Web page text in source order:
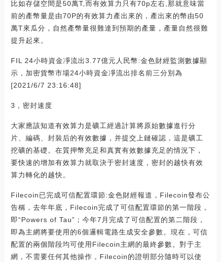
比如存儲空間是50萬T,而有效算力只有70p左右,那就意味當
前的產幣量是由70P的有效算力產出來的，產出來的幣由50
萬T來瓜分，自然產幣量很難達到預期的產量，產量自然很難
提升起來。
FIL 24小時資金凈流出3.77億元人民幣:金色財經監測數據顯
示，加密貨幣市場24小時資金凈流出排名前三分別為
[2021/6/7 23:16:48]
3，密封速度
大家應該知道有效算力是礦工經過計算將原始數據進行分
片、編碼、封裝后的有效數據，并提交上鏈確認，這是礦工
挖礦的基礎。在質押幣充足和真實有效數據充足的情況下，
要快速的增加有效算力就取決于密封速度，密封的越快有效
算力轉化的越快。
Filecoin已完成可信配置環節:金色財經報道，Filecoin發布公
告稱，去年年底，Filecoin完成了可信配置環節的第一階段，
即“Powers of Tau”；今年7月完成了可信配置的第二階段，
即為主網將要使用的6個邏輯電路生成安全參數。現在，可信
配置的兩個階段均可使用Filecoin主網的最終參數。對于主
網，不需要任何其他操作，Filecoin的證明部分隨時可以使